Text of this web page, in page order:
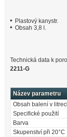
Plastový kanystr.
Obsah 3,8 l.
Technická data k
2211-G
Název parametru
Obsah balení v
Specifické použití
Barva
Skupenství při 20°C